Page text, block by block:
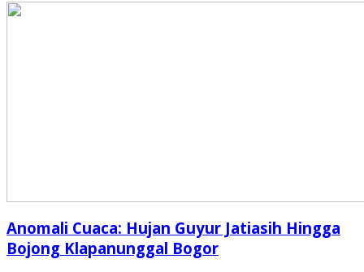
Anomali Cuaca: Hujan Guyur Jatiasih Hingga
Bojong Klapanunggal Bogor